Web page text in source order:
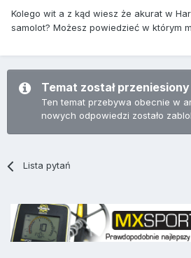
Kolego wit a z kąd wiesz że akurat w
samolot? Możesz powiedzieć w którym
Temat został
Ten temat przebywa obecnie w
nowych odpowiedzi zostało
Lista pytań